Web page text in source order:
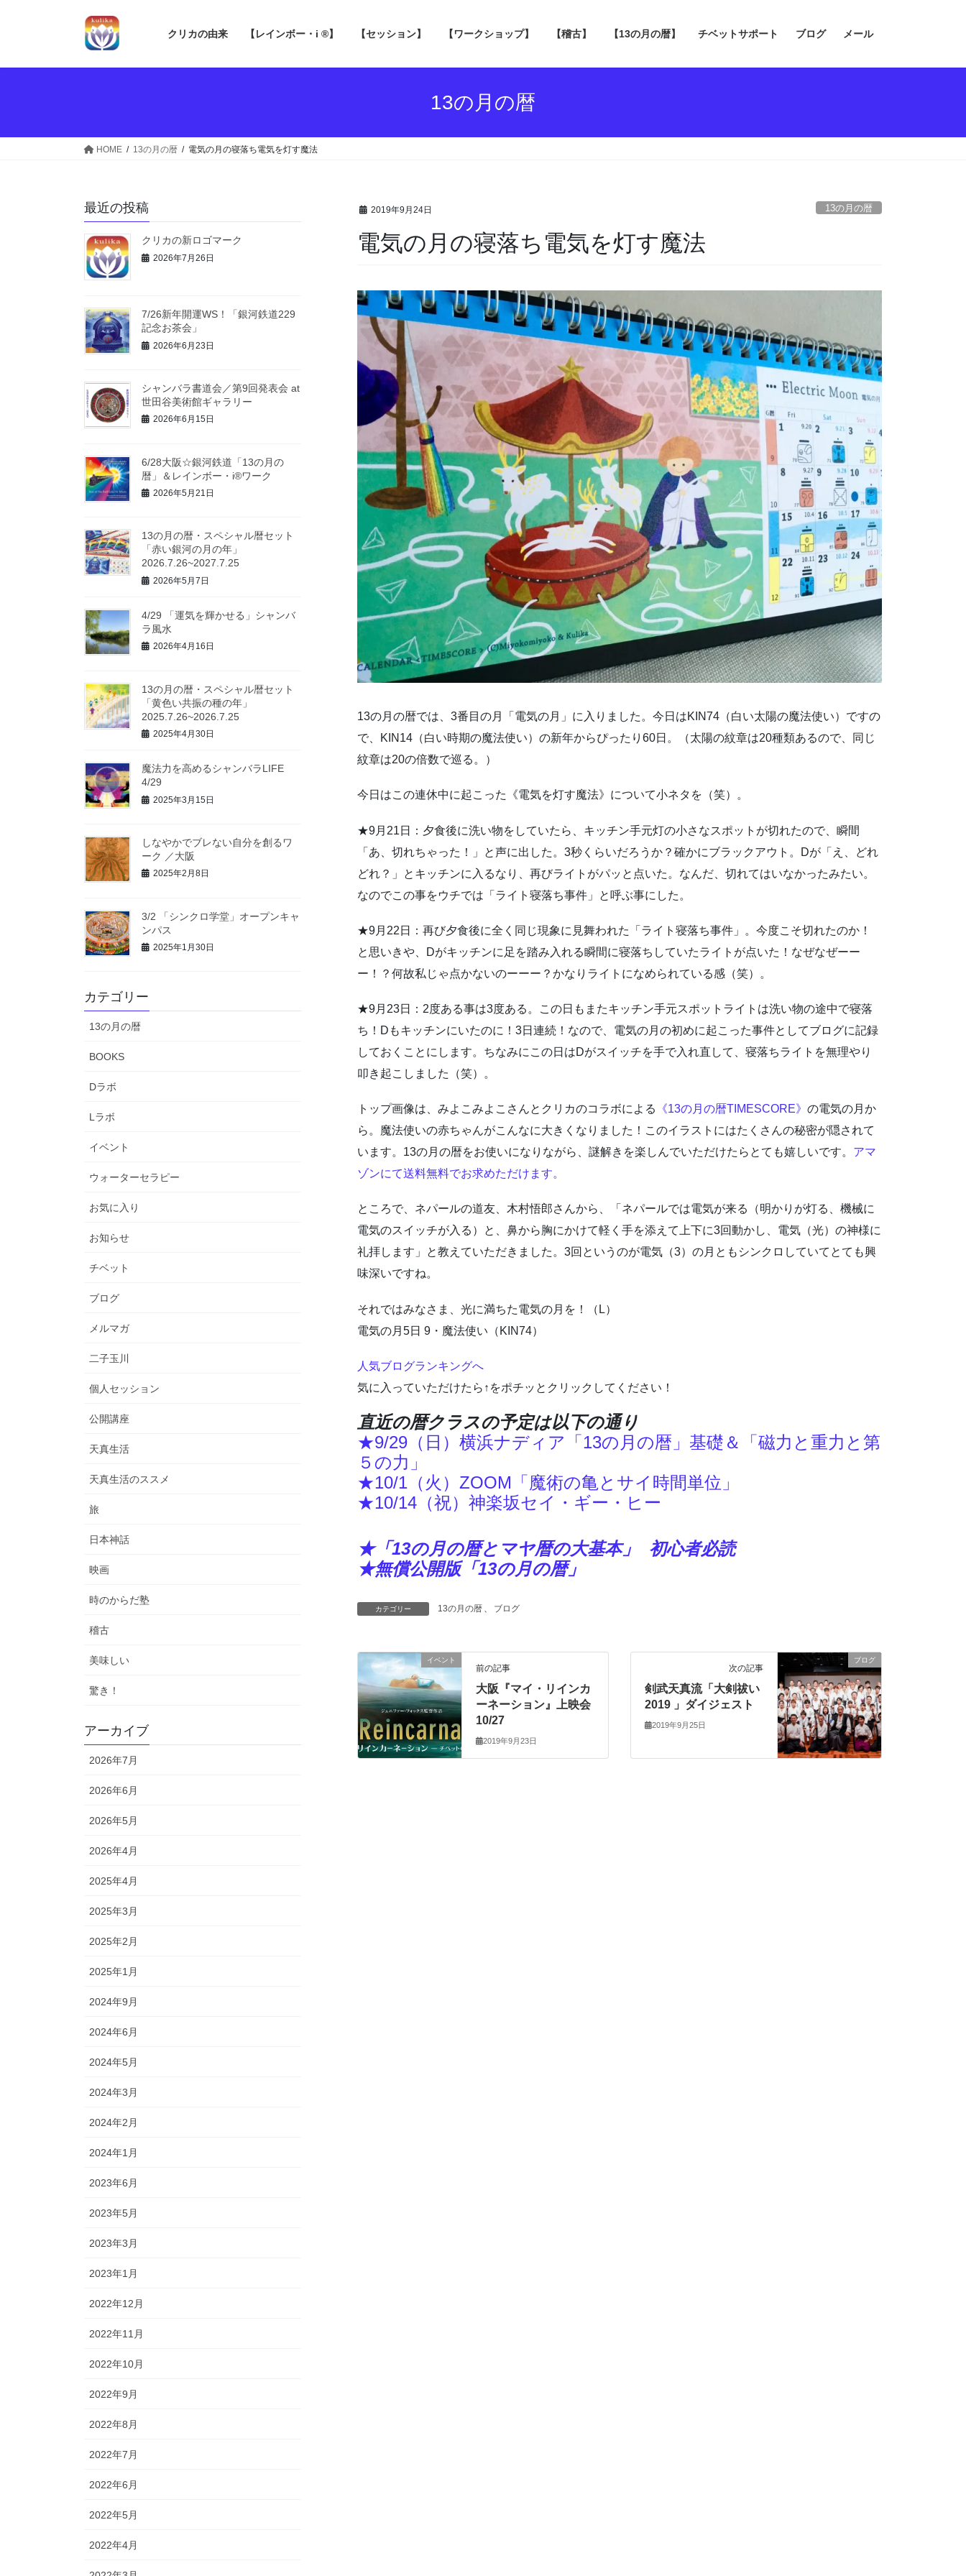
クリカの由来 【レインボー・i ®】 【セッション】 【ワークショップ】 【稽古】 【13の月の暦】 チベットサポート ブログ メール
13の月の暦
HOME 13の月の暦 電気の月の寝落ち電気を灯す魔法
2019年9月24日 13の月の暦
電気の月の寝落ち電気を灯す魔法
13の月の暦では、3番目の月「電気の月」に入りました。今日はKIN74（白い太陽の魔法使い）ですの
で、KIN14（白い時期の魔法使い）の新年からぴったり60日。（太陽の紋章は20種類あるので、同じ
紋章は20の倍数で巡る。）
今日はこの連休中に起こった《電気を灯す魔法》について小ネタを（笑）。
★9月21日：夕食後に洗い物をしていたら、キッチン手元灯の小さなスポットが切れたので、瞬間
「あ、切れちゃった！」と声に出した。3秒くらいだろうか？確かにブラックアウト。Dが「え、どれ
どれ？」とキッチンに入るなり、再びライトがパッと点いた。なんだ、切れてはいなかったみたい。
なのでこの事をウチでは「ライト寝落ち事件」と呼ぶ事にした。
★9月22日：再び夕食後に全く同じ現象に見舞われた「ライト寝落ち事件」。今度こそ切れたのか！
と思いきや、Dがキッチンに足を踏み入れる瞬間に寝落ちしていたライトが点いた！なぜなぜーー
ー！？何故私じゃ点かないのーーー？かなりライトになめられている感（笑）。
★9月23日：2度ある事は3度ある。この日もまたキッチン手元スポットライトは洗い物の途中で寝落
ち！Dもキッチンにいたのに！3日連続！なので、電気の月の初めに起こった事件としてブログに記録
しておくことにします。ちなみにこの日はDがスイッチを手で入れ直して、寝落ちライトを無理やり
叩き起こしました（笑）。
トップ画像は、みよこみよこさんとクリカのコラボによる 《13の月の暦TIMESCORE》 の電気の月か
ら。魔法使いの赤ちゃんがこんなに大きくなりました！このイラストにはたくさんの秘密が隠されて
います。13の月の暦をお使いになりながら、謎解きを楽しんでいただけたらとても嬉しいです。 アマ
ゾンにて送料無料でお求めただけます。
ところで、ネパールの道友、木村悟郎さんから、「ネパールでは電気が来る（明かりが灯る、機械に
電気のスイッチが入る）と、鼻から胸にかけて軽く手を添えて上下に3回動かし、電気（光）の神様に
礼拝します」と教えていただきました。3回というのが電気（3）の月ともシンクロしていてとても興
味深いですね。
それではみなさま、光に満ちた電気の月を！（L）
電気の月5日 9・魔法使い（KIN74）
人気ブログランキングへ
気に入っていただけたら↑をポチッとクリックしてください！
直近の暦クラスの予定は以下の通り
★9/29（日）横浜ナディア 「13の月の暦」基礎＆「磁力と重力と第
５の力」
★10/1（火）ZOOM「魔術の亀とサイ時間単位」
★10/14（祝）神楽坂セイ・ギー・ヒー
★「13の月の暦とマヤ暦の大基本」 初心者必読
★無償公開版「13の月の暦」
カテゴリー 13の月の暦 ブログ
イベント
前の記事
大阪『マイ・リインカ
ーネーション』上映会
10/27
2019年9月23日
ブログ
次の記事
剣武天真流「大剣祓い
2019 」ダイジェスト
2019年9月25日
最近の投稿
クリカの新ロゴマーク
2026年7月26日
7/26新年開運WS！「銀河鉄道229
記念お茶会」
2026年6月23日
シャンバラ書道会／第9回発表会 at
世田谷美術館ギャラリー
2026年6月15日
6/28大阪☆銀河鉄道「13の月の
暦」＆レインボー・i®ワーク
2026年5月21日
13の月の暦・スペシャル暦セット
「赤い銀河の月の年」
2026.7.26~2027.7.25
2026年5月7日
4/29 「運気を輝かせる」シャンバ
ラ風水
2026年4月16日
13の月の暦・スペシャル暦セット
「黄色い共振の種の年」
2025.7.26~2026.7.25
2025年4月30日
魔法力を高めるシャンバラLIFE
4/29
2025年3月15日
しなやかでブレない自分を創るワ
ーク ／大阪
2025年2月8日
3/2 「シンクロ学堂」オープンキャ
ンパス
2025年1月30日
カテゴリー
13の月の暦
BOOKS
Dラボ
Lラボ
イベント
ウォーターセラピー
お気に入り
お知らせ
チベット
ブログ
メルマガ
二子玉川
個人セッション
公開講座
天真生活
天真生活のススメ
旅
日本神話
映画
時のからだ塾
稽古
美味しい
驚き！
アーカイブ
2026年7月
2026年6月
2026年5月
2026年4月
2025年4月
2025年3月
2025年2月
2025年1月
2024年9月
2024年6月
2024年5月
2024年3月
2024年2月
2024年1月
2023年6月
2023年5月
2023年3月
2023年1月
2022年12月
2022年11月
2022年10月
2022年9月
2022年8月
2022年7月
2022年6月
2022年5月
2022年4月